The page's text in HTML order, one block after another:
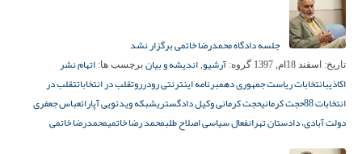
جلسه دادگاه محمدرضا خاتمی برگزار نشد
تاریخ: اسفند 18ام, 1397 گروه: آرشیو, اندیشه و بیان برچسب ها: اتهام نشر
اکاذیبانتخابات ریاست جمهوری دهمبرنامه اینترنتی رودرروتقلب در انتخاباتتقلب در
انتخابات 88 حجت کرمانیحجت کرمانی وکیل دادگستریشبکه ویدئویی آپاراتعباس جعفری
دولت آبادی، دادستان تهرانفعال سیاسی اصلاح طلبمحمد رضا خاتمیمحمدرضا خاتمی